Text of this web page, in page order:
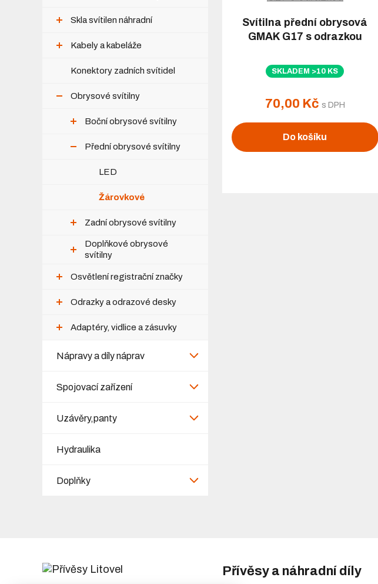
Skla svítilen náhradní
Kabely a kabeláže
Konektory zadních svítidel
Obrysové svítilny
Boční obrysové svítilny
Přední obrysové svítilny
LED
Žárovkové
Zadní obrysové svítilny
Doplňkové obrysové
svítilny
Osvětlení registrační značky
Odrazky a odrazové desky
Adaptéry, vidlice a zásuvky
Nápravy a díly náprav
Spojovací zařízení
Uzávěry,panty
Hydraulika
Doplňky
Svítilna přední obrysová
GMAK G17 s odrazkou
SKLADEM >10 KS
70,00 Kč s DPH
Do košíku
Přívěsy a náhradní díly